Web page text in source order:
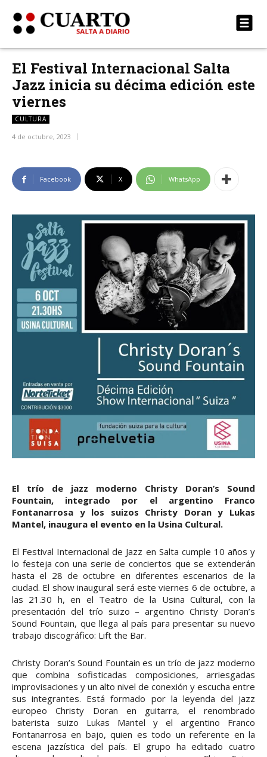
El Festival Internacional Salta
Jazz inicia su décima edición este
viernes
CULTURA
4 de octubre, 2023
Facebook X WhatsApp
El trío de jazz moderno Christy Doran’s Sound
Fountain, integrado por el argentino Franco
Fontanarrosa y los suizos Christy Doran y Lukas
Mantel, inaugura el evento en la Usina Cultural.
El Festival Internacional de Jazz en Salta cumple 10 años y
lo festeja con una serie de conciertos que se extenderán
hasta el 28 de octubre en diferentes escenarios de la
ciudad. El show inaugural será este viernes 6 de octubre, a
las 21.30 h, en el Teatro de la Usina Cultural, con la
presentación del trío suizo – argentino Christy Doran’s
Sound Fountain, que llega al país para presentar su nuevo
trabajo discográfico: Lift the Bar.
Christy Doran’s Sound Fountain es un trío de jazz moderno
que combina sofisticadas composiciones, arriesgadas
improvisaciones y un alto nivel de conexión y escucha entre
sus integrantes. Está formado por la leyenda del jazz
europeo Christy Doran en guitarra, el renombrado
baterista suizo Lukas Mantel y el argentino Franco
Fontanarrosa en bajo, quien es todo un referente en la
escena jazzística del país. El grupo ha editado cuatro